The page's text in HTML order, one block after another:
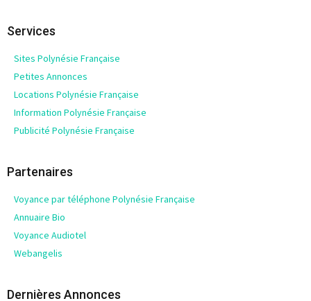
Services
Sites Polynésie Française
Petites Annonces
Locations Polynésie Française
Information Polynésie Française
Publicité Polynésie Française
Partenaires
Voyance par téléphone Polynésie Française
Annuaire Bio
Voyance Audiotel
Webangelis
Dernières Annonces